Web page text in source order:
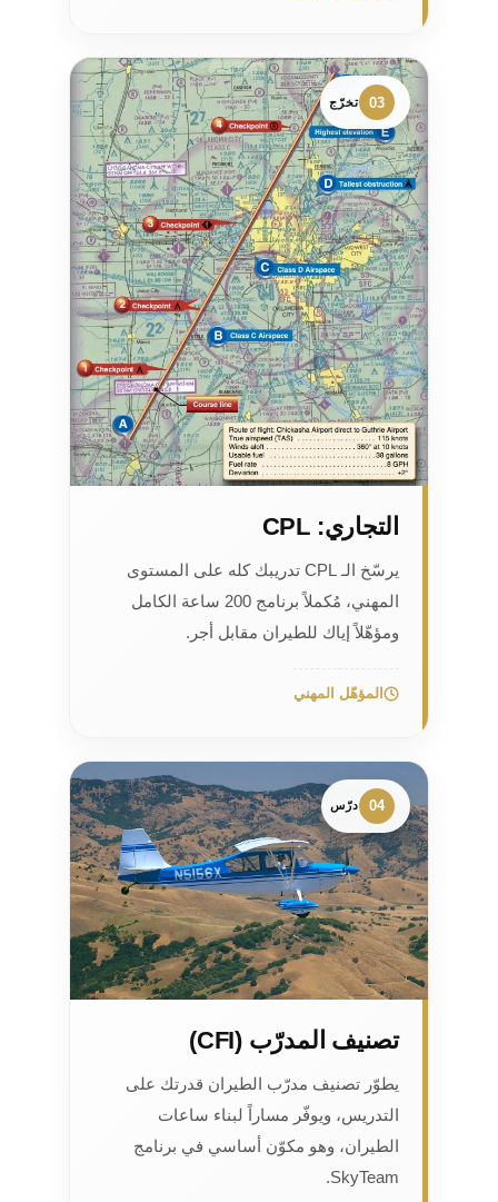
03 تخرّج
التجاري: CPL
يرسّخ الـ CPL تدريبك كله على المستوى
المهني، مُكملاً برنامج 200 ساعة الكامل
ومؤهّلاً إياك للطيران مقابل أجر.
المؤهّل المهني
04 درّس
تصنيف المدرّب (CFI)
يطوّر تصنيف مدرّب الطيران قدرتك على
التدريس، ويوفّر مساراً لبناء ساعات
الطيران، وهو مكوّن أساسي في برنامج
SkyTeam.